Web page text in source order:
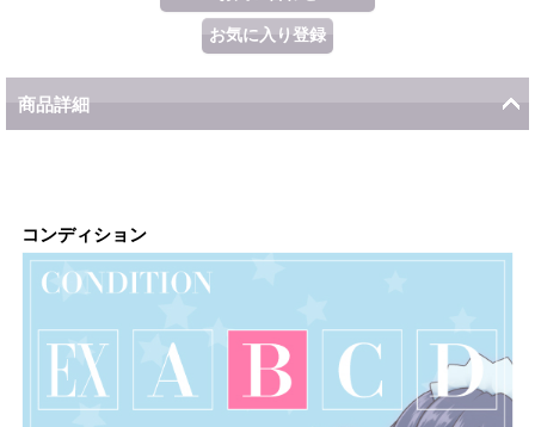
商品詳細
コンディション